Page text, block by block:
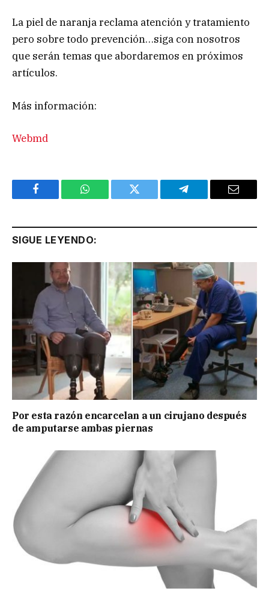
La piel de naranja reclama atención y tratamiento
pero sobre todo prevención…siga con nosotros
que serán temas que abordaremos en próximos
artículos.
Más información:
Webmd
Facebook WhatsApp Twitter Telegram Email
SIGUE LEYENDO:
Por esta razón encarcelan a un cirujano después
de amputarse ambas piernas